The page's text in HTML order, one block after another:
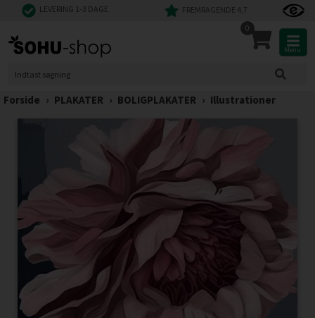
LEVERING 1-3 DAGE FREMRAGENDE 4,7
0
Menu
Forside › PLAKATER › BOLIGPLAKATER › Illustrationer